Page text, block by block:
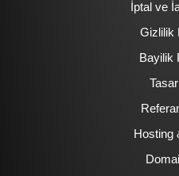
İptal ve
Gizlilik
Bayilik
Hosting